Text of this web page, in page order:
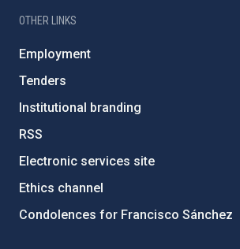
OTHER LINKS
Employment
Tenders
Institutional branding
RSS
Electronic services site
Ethics channel
Condolences for Francisco Sánchez